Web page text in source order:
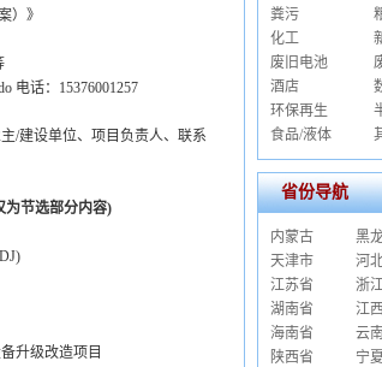
）》
电话：15376001257
/建设单位、项目负责人、联系
为节选部分内容)
升级改造项目
粪污
化工
废旧电池
酒店
环保再生
食品/液体
省份导航
内蒙古 黑
天津市
河
江苏省
浙
湖南省
江
海南省
云
陕西省
宁夏